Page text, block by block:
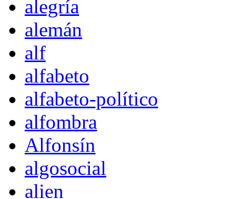
alegría
alemán
alf
alfabeto
alfabeto-político
alfombra
Alfonsín
algosocial
alien